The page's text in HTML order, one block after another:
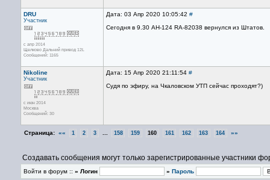
DRU
Участник
с апр 2014
Щелково Дальний привод 12L
Сообщений: 1165
Дата: 03 Апр 2020 10:05:42 #
Сегодня в 9.30 АН-124 RA-82038 вернулся из Штатов.
Nikoline
Участник
с июн 2014
Москва
Сообщений: 30
Дата: 15 Апр 2020 21:11:54 #
Судя по эфиру, на Чкаловском УТП сейчас проходят?)
Страница: «« 1 2 3 158 159 160 161 162 163 164 »»
Создавать сообщения могут только зарегистрированные участники
Войти в форум :: » Логин » Пароль